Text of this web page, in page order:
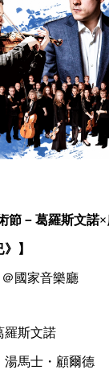
節－葛羅斯文諾
】
＠國家音樂廳
羅斯文諾
湯馬士・顧爾德